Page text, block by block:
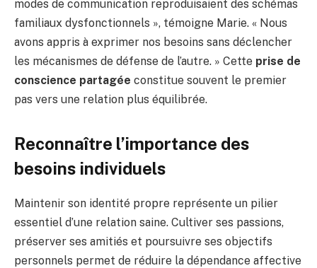
modes de communication reproduisaient des schémas
familiaux dysfonctionnels », témoigne Marie. « Nous
avons appris à exprimer nos besoins sans déclencher
les mécanismes de défense de l’autre. » Cette prise de
conscience partagée constitue souvent le premier
pas vers une relation plus équilibrée.
Reconnaître l’importance des
besoins individuels
Maintenir son identité propre représente un pilier
essentiel d’une relation saine. Cultiver ses passions,
préserver ses amitiés et poursuivre ses objectifs
personnels permet de réduire la dépendance affective